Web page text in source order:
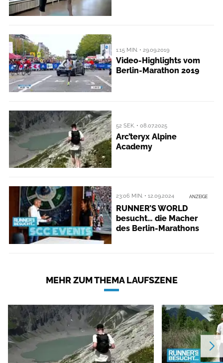
1:15 MIN. • 29.09.2019
Video-Highlights vom
Berlin-Marathon 2019
52 SEK. • 08.07.2025
Arc’teryx Alpine
Academy
23:06 MIN. • 12.09.2024 ANZEIGE
RUNNER’S WORLD
besucht… die Macher
des Berlin-Marathons
MEHR ZUM THEMA LAUFSZENE